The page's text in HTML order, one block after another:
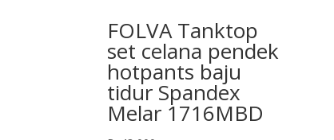
FOLVA Tanktop
set celana pendek
hotpants baju
tidur Spandex
Melar 1716MBD